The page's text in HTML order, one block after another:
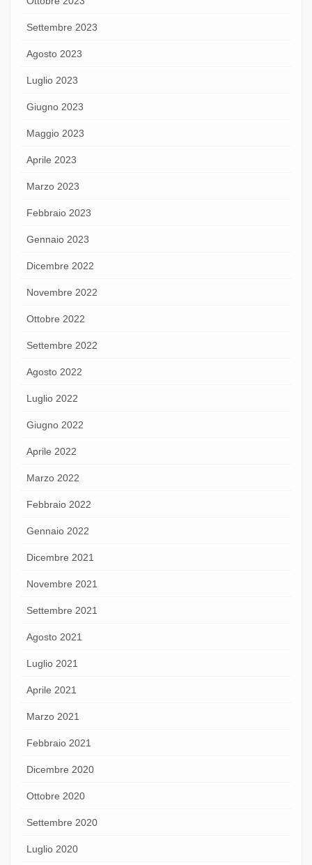
Settembre 2023
Agosto 2023
Luglio 2023
Giugno 2023
Maggio 2023
Aprile 2023
Marzo 2023
Febbraio 2023
Gennaio 2023
Dicembre 2022
Novembre 2022
Ottobre 2022
Settembre 2022
Agosto 2022
Luglio 2022
Giugno 2022
Aprile 2022
Marzo 2022
Febbraio 2022
Gennaio 2022
Dicembre 2021
Novembre 2021
Settembre 2021
Agosto 2021
Luglio 2021
Aprile 2021
Marzo 2021
Febbraio 2021
Dicembre 2020
Ottobre 2020
Settembre 2020
Luglio 2020